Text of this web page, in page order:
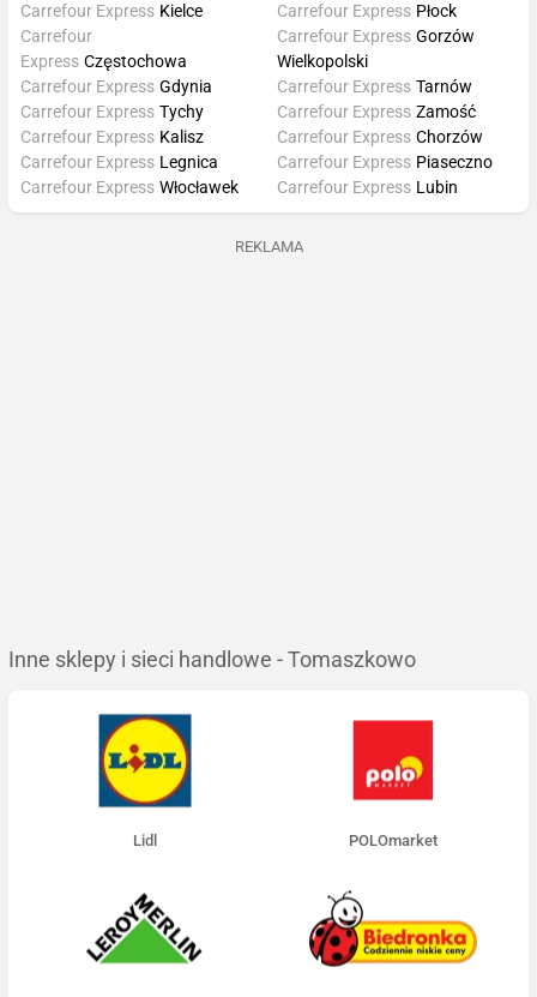
Carrefour Express Kielce
Carrefour
Express Częstochowa
Carrefour Express Gdynia
Carrefour Express Płock
Carrefour Express Gorzów
Wielkopolski
Carrefour Express Tarnów
Carrefour Express Tychy
Carrefour Express Kalisz
Carrefour Express Legnica
Carrefour Express Włocławek
Carrefour Express Zamość
Carrefour Express Chorzów
Carrefour Express Piaseczno
Carrefour Express Lubin
REKLAMA
Inne sklepy i sieci handlowe - Tomaszkowo
Lidl POLOmarket